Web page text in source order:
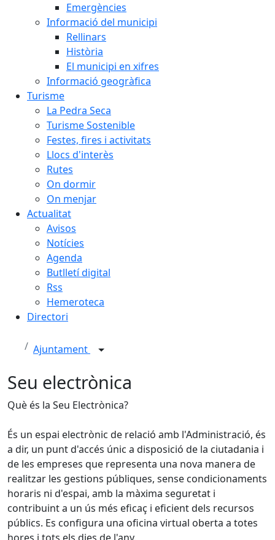
Emergències
Informació del municipi
Rellinars
Història
El municipi en xifres
Informació geogràfica
Turisme
La Pedra Seca
Turisme Sostenible
Festes, fires i activitats
Llocs d'interès
Rutes
On dormir
On menjar
Actualitat
Avisos
Notícies
Agenda
Butlletí digital
Rss
Hemeroteca
Directori
Ajuntament
Seu electrònica
Què és la Seu Electrònica?
És un espai electrònic de relació amb l'Administració, és
a dir, un punt d'accés únic a disposició de la ciutadania i
de les empreses que representa una nova manera de
realitzar les gestions públiques, sense condicionaments
horaris ni d'espai, amb la màxima seguretat i
contribuint a un ús més eficaç i eficient dels recursos
públics. Es configura una oficina virtual oberta a totes